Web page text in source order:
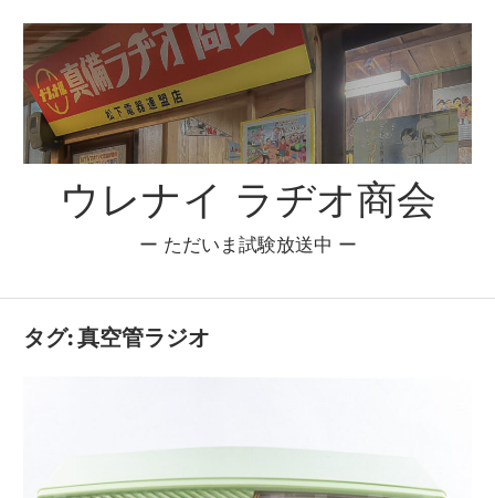
プ
ウレナイ ラヂオ商会
ー ただいま試験放送中 ー
タグ:真空管ラジオ